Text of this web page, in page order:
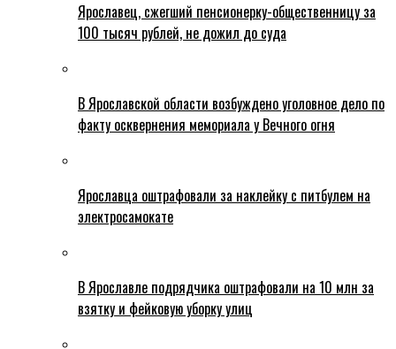
Ярославец, сжегший пенсионерку-общественницу за
100 тысяч рублей, не дожил до суда
В Ярославской области возбуждено уголовное дело по
факту осквернения мемориала у Вечного огня
Ярославца оштрафовали за наклейку с питбулем на
электросамокате
В Ярославле подрядчика оштрафовали на 10 млн за
взятку и фейковую уборку улиц